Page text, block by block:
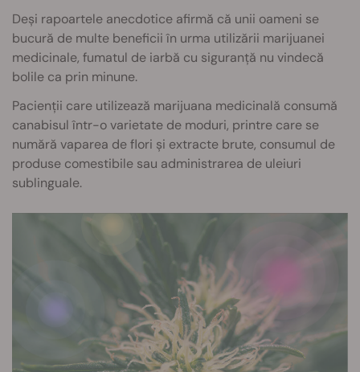
Deși rapoartele anecdotice afirmă că unii oameni se
bucură de multe beneficii în urma utilizării marijuanei
medicinale, fumatul de iarbă cu siguranță nu vindecă
bolile ca prin minune.
Pacienții care utilizează marijuana medicinală consumă
canabisul într-o varietate de moduri, printre care se
numără vaparea de flori și extracte brute, consumul de
produse comestibile sau administrarea de uleiuri
sublinguale.